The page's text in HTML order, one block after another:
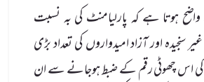
ہوتا ہے کہ پارلیامنٹ کی بہ نسبت
سنجیدہ اور آزاد امیدواروں کی تعداد بڑی
اس چھوٹی رقم کے ضبط ہوجانے سے ان